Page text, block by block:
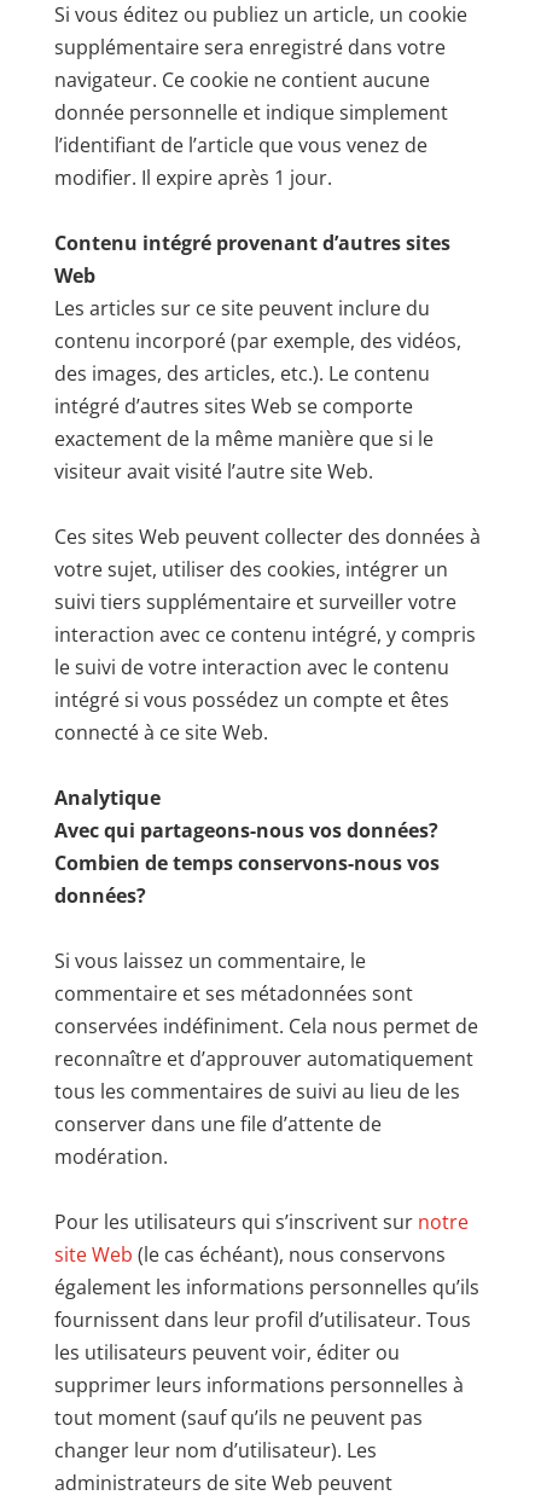
Si vous éditez ou publiez un article, un cookie
supplémentaire sera enregistré dans votre
navigateur. Ce cookie ne contient aucune
donnée personnelle et indique simplement
l’identifiant de l’article que vous venez de
modifier. Il expire après 1 jour.
Contenu intégré provenant d’autres sites
Web
Les articles sur ce site peuvent inclure du
contenu incorporé (par exemple, des vidéos,
des images, des articles, etc.). Le contenu
intégré d’autres sites Web se comporte
exactement de la même manière que si le
visiteur avait visité l’autre site Web.
Ces sites Web peuvent collecter des données à
votre sujet, utiliser des cookies, intégrer un
suivi tiers supplémentaire et surveiller votre
interaction avec ce contenu intégré, y compris
le suivi de votre interaction avec le contenu
intégré si vous possédez un compte et êtes
connecté à ce site Web.
Analytique
Avec qui partageons-nous vos données?
Combien de temps conservons-nous vos
données?
Si vous laissez un commentaire, le
commentaire et ses métadonnées sont
conservées indéfiniment. Cela nous permet de
reconnaître et d’approuver automatiquement
tous les commentaires de suivi au lieu de les
conserver dans une file d’attente de
modération.
Pour les utilisateurs qui s’inscrivent sur notre
site Web (le cas échéant), nous conservons
également les informations personnelles qu’ils
fournissent dans leur profil d’utilisateur. Tous
les utilisateurs peuvent voir, éditer ou
supprimer leurs informations personnelles à
tout moment (sauf qu’ils ne peuvent pas
changer leur nom d’utilisateur). Les
administrateurs de site Web peuvent